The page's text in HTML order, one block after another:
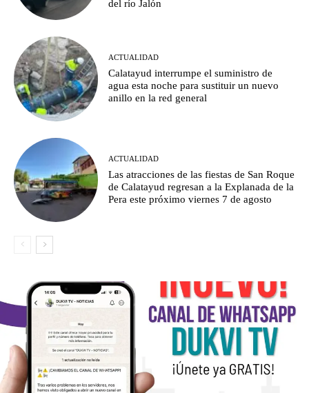
del río Jalón
ACTUALIDAD
Calatayud interrumpe el suministro de
agua esta noche para sustituir un nuevo
anillo en la red general
ACTUALIDAD
Las atracciones de las fiestas de San Roque
de Calatayud regresan a la Explanada de la
Pera este próximo viernes 7 de agosto